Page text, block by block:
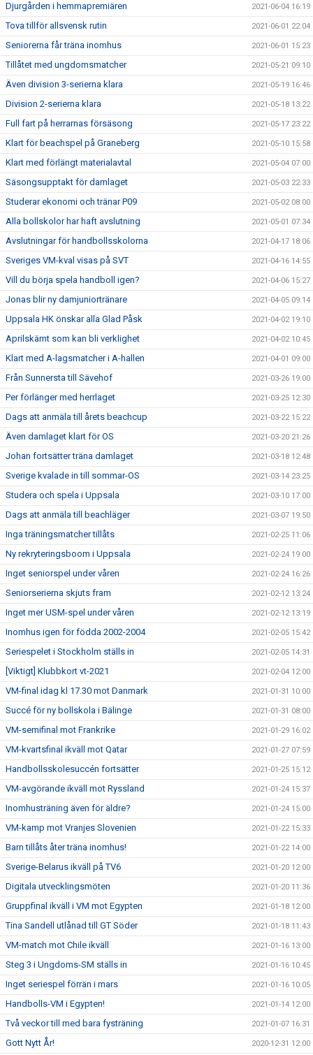
Djurgården i hemmapremiären 2021-06-04 16:19
Tova tillför allsvensk rutin 2021-06-01 22:04
Seniorerna får träna inomhus 2021-06-01 15:23
Tillåtet med ungdomsmatcher 2021-05-21 09:10
Även division 3-serierna klara 2021-05-19 16:46
Division 2-serierna klara 2021-05-18 13:22
Full fart på herrarnas försäsong 2021-05-17 23:22
Klart för beachspel på Graneberg 2021-05-10 15:58
Klart med förlängt materialavtal 2021-05-04 07:00
Säsongsupptakt för damlaget 2021-05-03 22:33
Studerar ekonomi och tränar P09 2021-05-02 08:00
Alla bollskolor har haft avslutning 2021-05-01 07:34
Avslutningar för handbollsskolorna 2021-04-17 18:06
Sveriges VM-kval visas på SVT 2021-04-16 14:55
Vill du börja spela handboll igen? 2021-04-06 15:27
Jonas blir ny damjuniortränare 2021-04-05 09:14
Uppsala HK önskar alla Glad Påsk 2021-04-02 19:10
Aprilskämt som kan bli verklighet 2021-04-02 10:45
Klart med A-lagsmatcher i A-hallen 2021-04-01 09:00
Från Sunnersta till Sävehof 2021-03-26 19:00
Per förlänger med herrlaget 2021-03-25 12:30
Dags att anmäla till årets beachcup 2021-03-22 15:22
Även damlaget klart för OS 2021-03-20 21:26
Johan fortsätter träna damlaget 2021-03-18 12:48
Sverige kvalade in till sommar-OS 2021-03-14 23:25
Studera och spela i Uppsala 2021-03-10 17:00
Dags att anmäla till beachläger 2021-03-07 19:50
Inga träningsmatcher tillåts 2021-02-25 11:06
Ny rekryteringsboom i Uppsala 2021-02-24 19:00
Inget seniorspel under våren 2021-02-24 16:26
Seniorserierna skjuts fram 2021-02-12 13:24
Inget mer USM-spel under våren 2021-02-12 13:19
Inomhus igen för födda 2002-2004 2021-02-05 15:42
Seriespelet i Stockholm ställs in 2021-02-05 14:31
[Viktigt] Klubbkort vt-2021 2021-02-04 12:00
VM-final idag kl 17.30 mot Danmark 2021-01-31 10:00
Succé för ny bollskola i Bälinge 2021-01-31 08:00
VM-semifinal mot Frankrike 2021-01-29 16:02
VM-kvartsfinal ikväll mot Qatar 2021-01-27 07:59
Handbollsskolesuccén fortsätter 2021-01-25 15:12
VM-avgörande ikväll mot Ryssland 2021-01-24 15:37
Inomhusträning även för äldre? 2021-01-24 15:00
VM-kamp mot Vranjes Slovenien 2021-01-22 15:33
Barn tillåts åter träna inomhus! 2021-01-22 14:00
Sverige-Belarus ikväll på TV6 2021-01-20 12:00
Digitala utvecklingsmöten 2021-01-20 11:36
Gruppfinal ikväll i VM mot Egypten 2021-01-18 12:00
Tina Sandell utlånad till GT Söder 2021-01-18 11:43
VM-match mot Chile ikväll 2021-01-16 13:00
Steg 3 i Ungdoms-SM ställs in 2021-01-16 10:45
Inget seriespel förrän i mars 2021-01-16 10:05
Handbolls-VM i Egypten! 2021-01-14 12:00
Två veckor till med bara fysträning 2021-01-07 16:31
Gott Nytt År! 2020-12-31 12:00